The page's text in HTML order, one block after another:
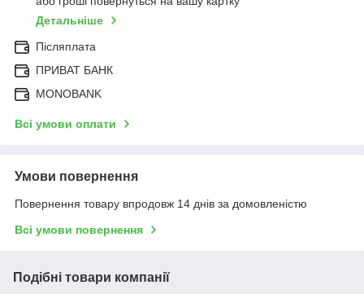
Детальніше
Післяплата
ПРИВАТ БАНК
MONOBANK
Всі умови оплати
Умови повернення
Повернення товару впродовж 14 днів за домовленістю
Всі умови повернення
Подібні товари компанії